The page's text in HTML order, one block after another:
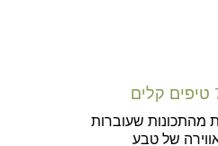
מהתכונות שעוברות
של טבע